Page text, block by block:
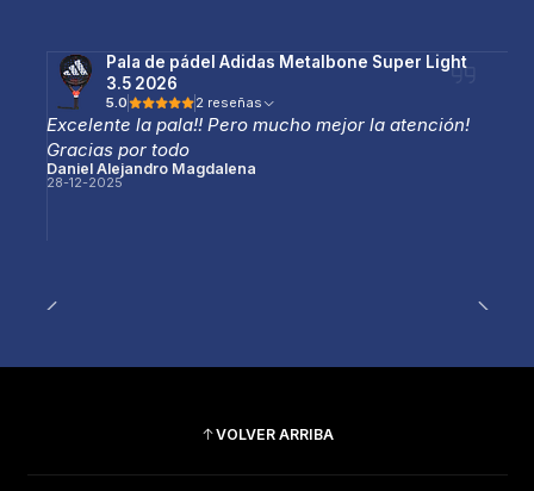
Pala de pádel Adidas Metalbone Super Light
3.5 2026
5.0 2 reseñas
Excelente la pala!! Pero mucho mejor la atención!
Gracias por todo
Daniel Alejandro Magdalena
28-12-2025
VOLVER ARRIBA